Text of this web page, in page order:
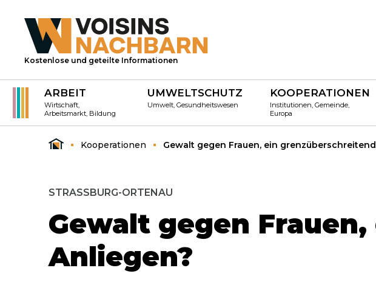
Kostenlose und geteilte Informationen
ARBEIT
Wirtschaft,
Arbeitsmarkt, Bildung
UMWELTSCHUTZ
Umwelt, Gesundheitswesen
KOOPERATIONEN
Institutionen, Gemeinde,
Europa
Kooperationen Gewalt gegen Frauen, ein
STRASSBURG-ORTENAU
Gewalt gegen
Anliegen?